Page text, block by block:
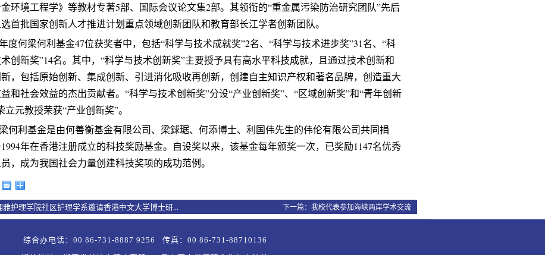
环境工程学》等教材专著5部、国际会议论文集2部。其领衔的“重金属污染防治研究团队”先后
首批国家创新人才推进计划重点领域创新团队和教育部长江学者创新团队。
度何梁何利基金47位获奖者中，包括“科学与技术成就奖”2名、“科学与技术进步奖”31名、“科
创新奖”14名。其中，“科学与技术创新奖”主要授予具有高水平科技成就，且通过技术创新和
，包括原始创新、集成创新、引进消化吸收再创新，创建自主知识产权和著名品牌，创造重大
和社会效益的杰出贡献者。“科学与技术创新奖”分设“产业创新奖”、“区域创新奖”和“青年创新
立元教授荣获“产业创新奖”。
何利基金是由何善衡基金有限公司、梁銶琚、何添博士、利国伟先生的伟伦有限公司共同捐
年在香港注册成立的科技奖励基金。自设奖以来，该基金每年颁奖一次，已奖励1147名优秀
，成为我国社会力量创建科技奖项的成功范例。
雅护理学院社区护理学系邀请香港中文大学博士研... 下一篇： 我校代表参加海峡两岸学术交流
综合办电话：00 86-731-8887 9256 传真：00 86-731-88710136